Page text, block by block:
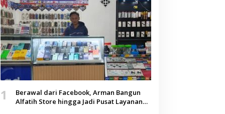
1
Berawal dari Facebook, Arman Bangun
Alfatih Store hingga Jadi Pusat Layanan